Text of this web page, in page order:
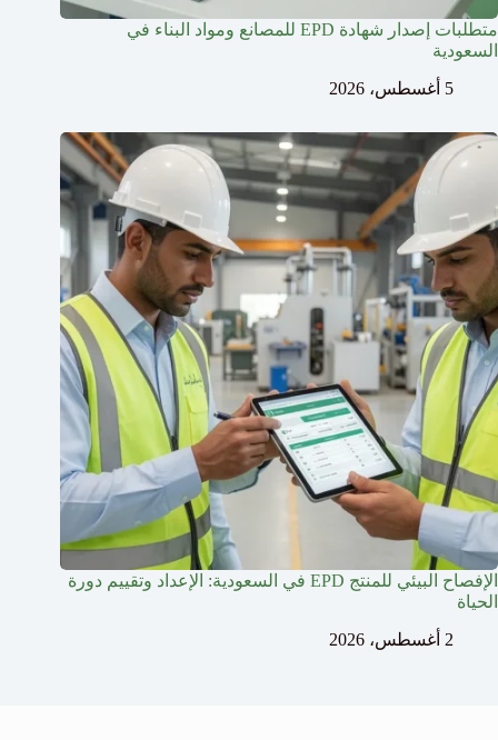
متطلبات إصدار شهادة EPD للمصانع ومواد البناء في
السعودية
5 أغسطس، 2026
الإفصاح البيئي للمنتج EPD في السعودية: الإعداد وتقييم دورة
الحياة
2 أغسطس، 2026